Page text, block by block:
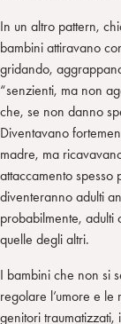
In un altro pattern,
bambini attiravano
gridando,
“senzienti, ma non
che, se non danno
Diventavano
madre, ma
attaccamento spesso
diventeranno adulti
probabilmente,
quelle degli altri.
I bambini che non si
regolare l’umore e le
genitori